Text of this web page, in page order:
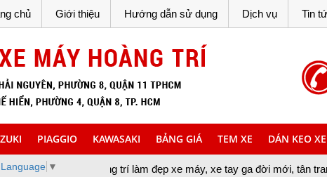
chủ Giới thiệu Hướng dẫn sử dụng Dịch vụ Tin
PIAGGIO KAWASAKI BẢNG GIÁ TEM XE DÁN KEO XE
▼
trang trí làm đẹp xe máy, xe tay ga đời mới, tân trang xe máy,